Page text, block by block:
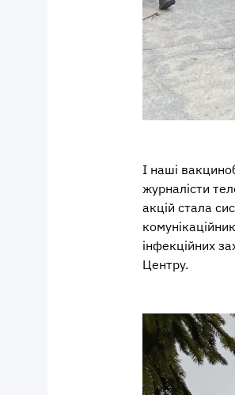
І наші
журналісти
акцій стала
інфекційних
Центру.